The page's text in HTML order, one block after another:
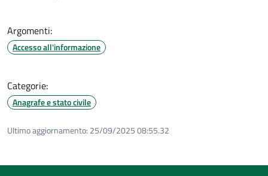
Argomenti:
Accesso all'informazione
Categorie:
Anagrafe e stato civile
Ultimo aggiornamento: 25/09/2025 08:55.32